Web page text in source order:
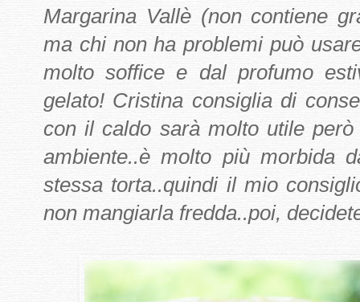
Margarina Vallè (non contiene
ma chi non ha problemi può
molto soffice e dal profumo
gelato! Cristina consiglia di
con il caldo sarà molto utile
ambiente..è molto più morbida
stessa torta..quindi il mio
non mangiarla fredda..poi,